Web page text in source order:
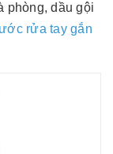
phòng, dầu gội
rửa tay gắn